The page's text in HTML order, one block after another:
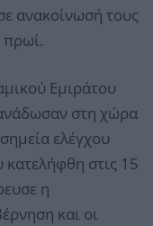
ανακοίνωσή τους
πρωί.
Εμιράτου
στη χώρα
ελέγχου
στις 15
η
και οι